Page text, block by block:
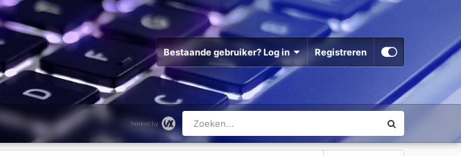
Bestaande gebruiker? Log in Registreren